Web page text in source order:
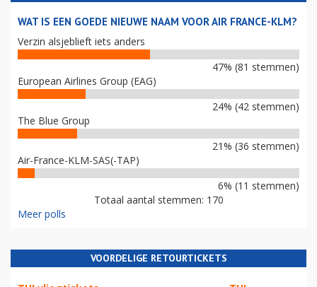
WAT IS EEN GOEDE NIEUWE NAAM VOOR AIR FRANCE-KLM?
Verzin alsjeblieft iets anders
47% (81 stemmen)
European Airlines Group (EAG)
24% (42 stemmen)
The Blue Group
21% (36 stemmen)
Air-France-KLM-SAS(-TAP)
6% (11 stemmen)
Totaal aantal stemmen: 170
Meer polls
VOORDELIGE RETOURTICKETS